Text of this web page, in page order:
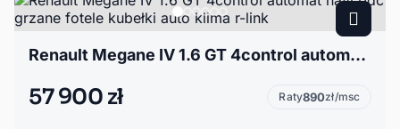
Renault Megane IV 1.6 GT 4control automat navi pdc grzane fotele kubełki auto klima r-link
57 900 zł Raty890zł/msc